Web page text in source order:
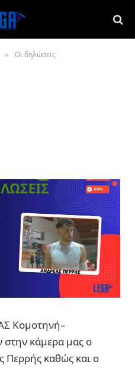
» Οι δηλώσεις
Κομοτηνή-
στην κάμερα μας ο
Περρής καθώς και ο